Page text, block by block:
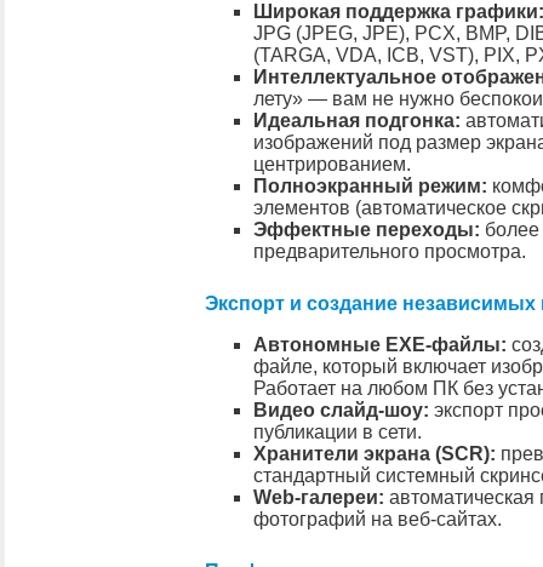
Широкая поддержка графики:
JPG (JPEG, JPE), PCX, BMP,
(TARGA, VDA, ICB, VST), PIX,
Интеллектуальное
лету» — вам не нужно
Идеальная подгонка:
изображений под размер
центрированием.
Полноэкранный режим:
элементов (автоматическое
Эффектные переходы:
предварительного просмотра.
Экспорт и создание независимых
Автономные EXE-файлы:
файле, который включает
Работает на любом ПК без
Видео слайд-шоу: экспорт
публикации в сети.
Хранители экрана (SCR):
стандартный системный
Web-галереи:
фотографий на веб-сайтах.